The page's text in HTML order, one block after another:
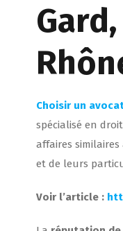
Choisir un
spécialisé en
affaires
et de leurs
Voir l’article :